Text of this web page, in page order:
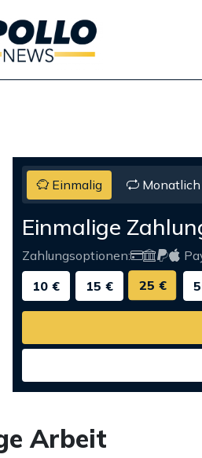
Einmalig Monatlich
Einmalige
Zahlungsoptionen:
10 €
15 € 25 €
Arbeit